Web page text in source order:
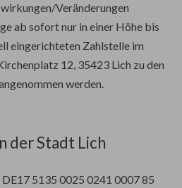
Veränderungen
ab sofort nur in einer Höhe bis
eingerichteten Zahlstelle im
12, 35423 Lich zu den
werden.
der Stadt Lich
5135 0025 0241 0007 85